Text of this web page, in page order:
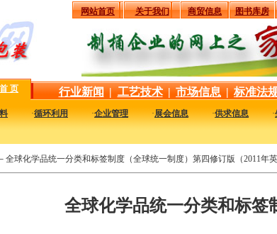
网站首页 关于我们 商贸信息 图书库房
首 页
行业新闻 | 工艺技术 | 市场信息 | 标准法
·循环利用 ·企业管理 ·展会信息 ·供求信息 ·
－全球化学品统一分类和标签制度（全球统一制度）第四修订版（2011年英
全球化学品统一分类和标签